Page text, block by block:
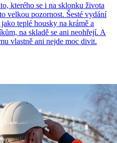
kterého se i na sklonku života
velkou pozornost. Šesté vydání
teplé housky na krámě a
na skladě se ani neohřejí. A
vlastně ani nejde moc divit.